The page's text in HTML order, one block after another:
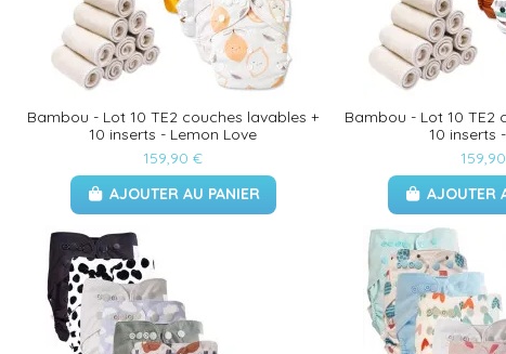
Bambou - Lot 10 TE2 couches lavables +
10 inserts - Lemon Love
159,90 €
AJOUTER AU PANIER
Bambou - Lot 10 TE2
10 inserts
AJOUTER
(33 avis)